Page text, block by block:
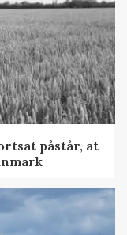
påstår, at